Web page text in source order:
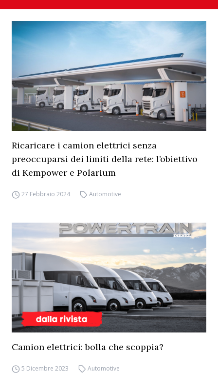
Ricaricare i camion elettrici senza
preoccuparsi dei limiti della rete: l’obiettivo
di Kempower e Polarium
27 Febbraio 2024 Automotive
Camion elettrici: bolla che scoppia?
5 Dicembre 2023 Automotive